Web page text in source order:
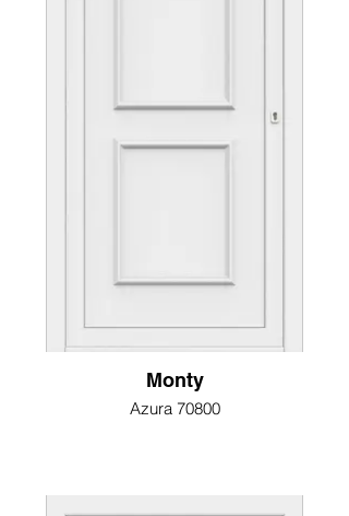
Monty
Azura 70800